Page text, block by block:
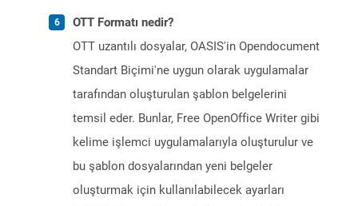
OTT Formatı nedir?
OTT uzantılı dosyalar, OASIS'in Opendocument
Standart Biçimi'ne uygun olarak uygulamalar
tarafından oluşturulan şablon belgelerini
temsil eder. Bunlar, Free OpenOffice Writer gibi
kelime işlemci uygulamalarıyla oluşturulur ve
bu şablon dosyalarından yeni belgeler
oluşturmak için kullanılabilecek ayarları